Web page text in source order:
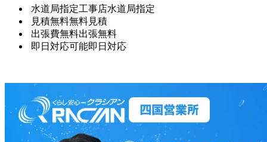
水道局指定工事店水道局指定
見積無料無料見積
出張費無料出張無料
即日対応可能即日対応